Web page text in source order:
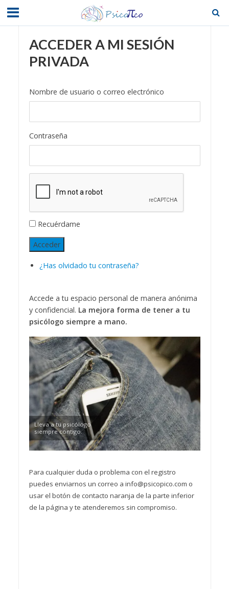
ACCEDER A MI SESIÓN
PRIVADA
Nombre de usuario o correo electrónico
Contraseña
Recuérdame
Acceder
¿Has olvidado tu contraseña?
Accede a tu espacio personal de manera anónima
y confidencial. La mejora forma de tener a tu
psicólogo siempre a mano.
Lleva a tu psicólogo
siempre contigo.
Para cualquier duda o problema con el registro
puedes enviarnos un correo a info@psicopico.com o
usar el botón de contacto naranja de la parte inferior
de la página y te atenderemos sin compromiso.